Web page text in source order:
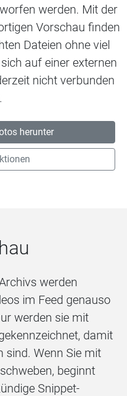
werden. Mit der
Vorschau finden
Dateien ohne viel
auf einer externen
nicht verbunden
herunter
werden
im Feed genauso
werden sie mit
damit
sind. Wenn Sie mit
beginnt
Snippet-